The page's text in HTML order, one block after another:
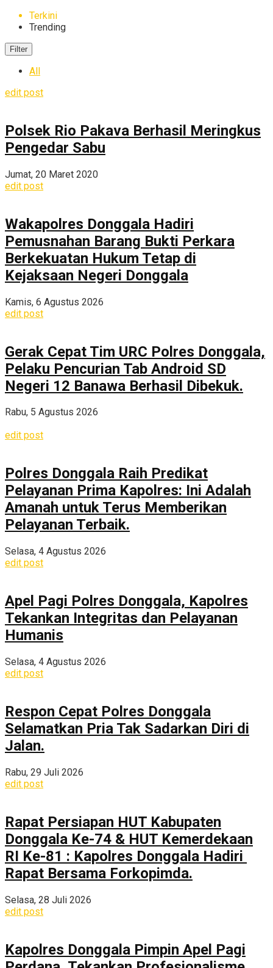
Terkini
Trending
Filter
All
edit post
Polsek Rio Pakava Berhasil Meringkus
Pengedar Sabu
Jumat, 20 Maret 2020
edit post
Wakapolres Donggala Hadiri
Pemusnahan Barang Bukti Perkara
Berkekuatan Hukum Tetap di
Kejaksaan Negeri Donggala
Kamis, 6 Agustus 2026
edit post
Gerak Cepat Tim URC Polres Donggala,
Pelaku Pencurian Tab Android SD
Negeri 12 Banawa Berhasil Dibekuk.
Rabu, 5 Agustus 2026
edit post
Polres Donggala Raih Predikat
Pelayanan Prima Kapolres: Ini Adalah
Amanah untuk Terus Memberikan
Pelayanan Terbaik.
Selasa, 4 Agustus 2026
edit post
Apel Pagi Polres Donggala, Kapolres
Tekankan Integritas dan Pelayanan
Humanis
Selasa, 4 Agustus 2026
edit post
Respon Cepat Polres Donggala
Selamatkan Pria Tak Sadarkan Diri di
Jalan.
Rabu, 29 Juli 2026
edit post
Rapat Persiapan HUT Kabupaten
Donggala Ke-74 & HUT Kemerdekaan
RI Ke-81 : Kapolres Donggala Hadiri
Rapat Bersama Forkopimda.
Selasa, 28 Juli 2026
edit post
Kapolres Donggala Pimpin Apel Pagi